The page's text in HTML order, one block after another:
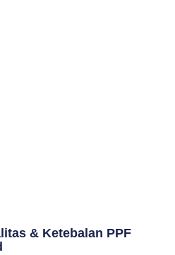
& Ketebalan PPF